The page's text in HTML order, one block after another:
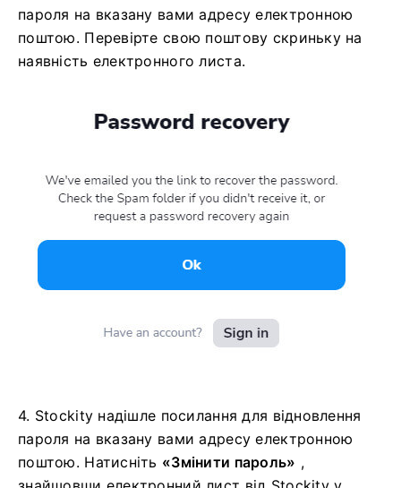
3. Stockity надішле посилання для відновлення
поштою. Перевірте свою поштову скриньку на
наявність електронного листа.